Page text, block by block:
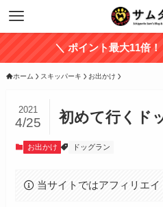
＼ ポイント最大11倍！
ホーム スキッパーキ お出かけ
初めて行くド
2021
4/25
お出かけ ドッグラン
当サイトではアフィリエ